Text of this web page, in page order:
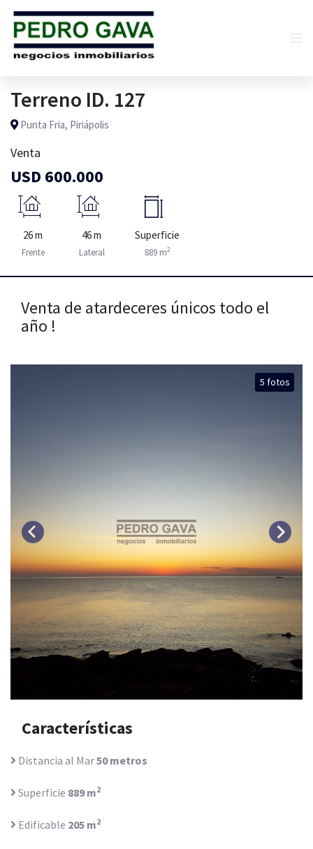
Terreno ID. 127
Punta Fria, Piriápolis
Venta
USD 600.000
26 m
Frente
46 m
Lateral
Superficie
889 m2
Venta de atardeceres únicos todo el
año !
5 fotos
Características
Distancia al Mar50 metros
Superficie 889 m2
Edificable 205 m2